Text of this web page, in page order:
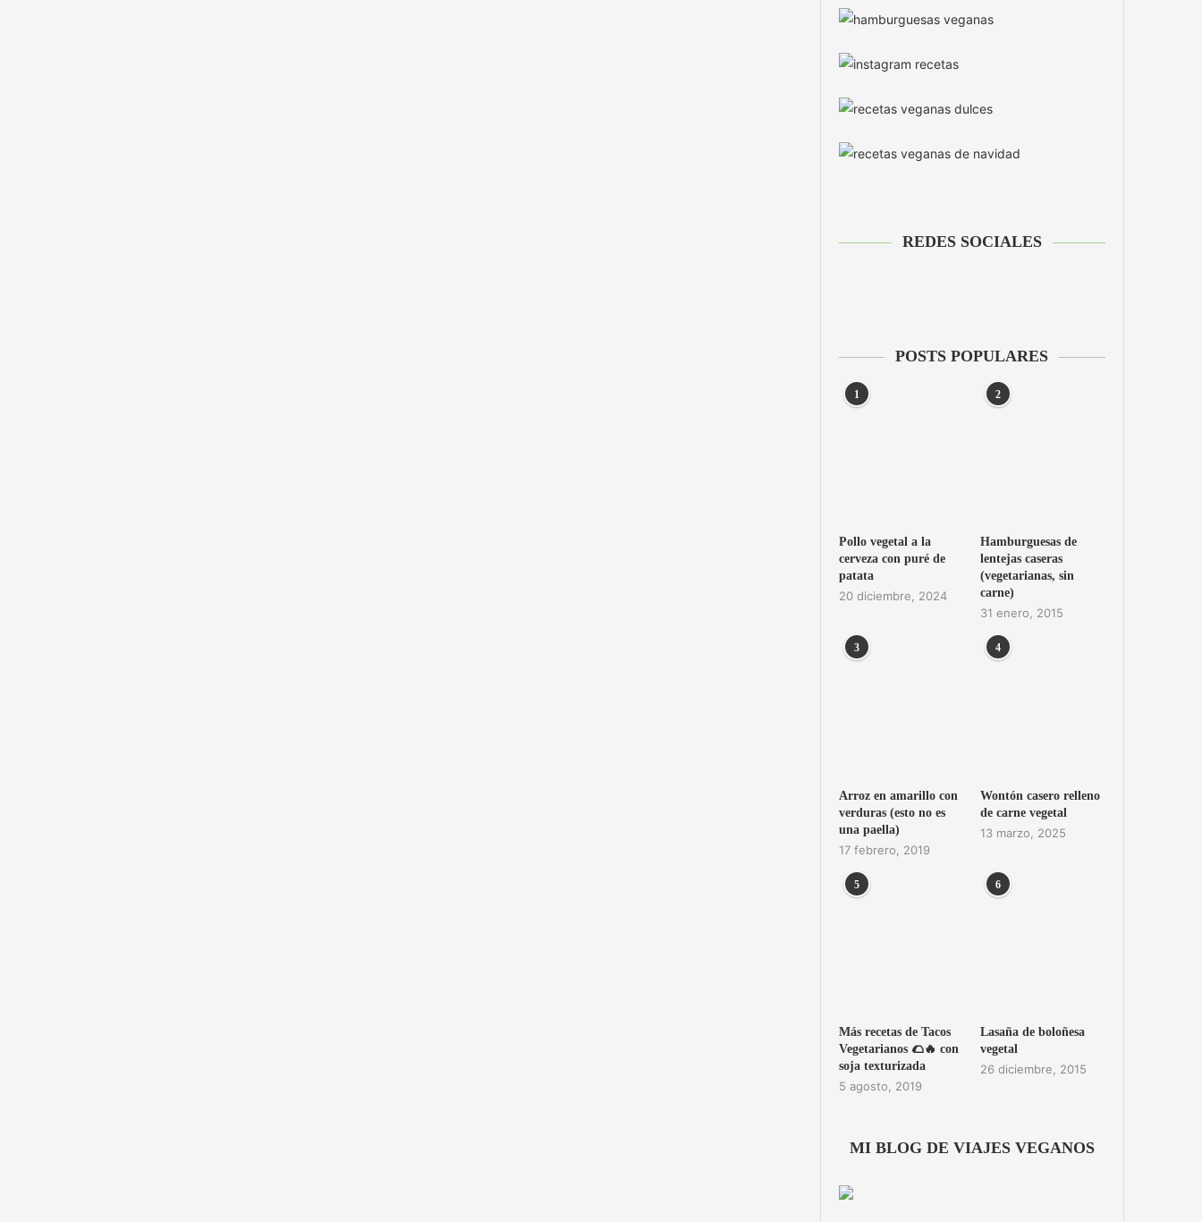
REDES SOCIALES
POSTS POPULARES
1
Pollo vegetal a la
cerveza con puré de
patata
20 diciembre, 2024
2
Hamburguesas de
lentejas caseras
(vegetarianas, sin
carne)
31 enero, 2015
3
Arroz en amarillo con
verduras (esto no es
una paella)
17 febrero, 2019
4
Wontón casero relleno
de carne vegetal
13 marzo, 2025
5
Más recetas de Tacos
Vegetarianos 🌮🔥 con
soja texturizada
5 agosto, 2019
6
Lasaña de boloñesa
vegetal
26 diciembre, 2015
MI BLOG DE VIAJES VEGANOS